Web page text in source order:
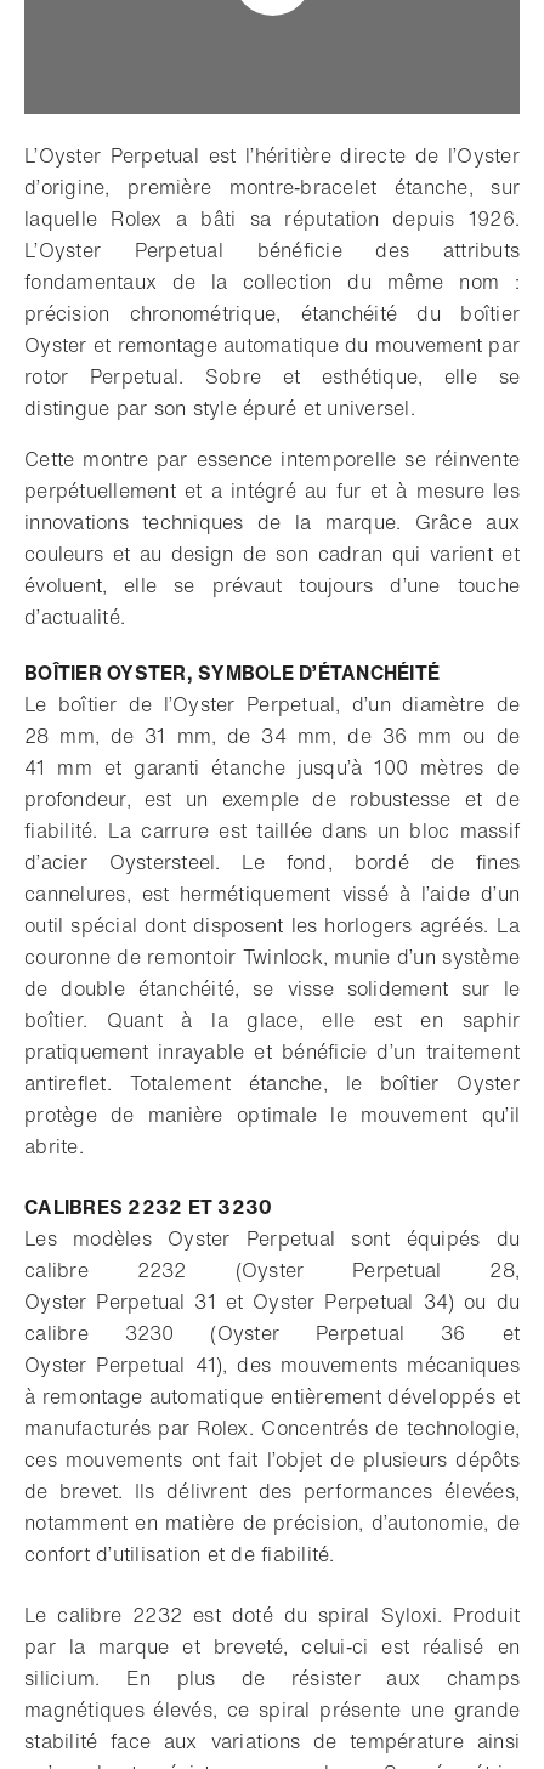
L’Oyster Perpetual est l’héritière directe de l’Oyster
d’origine, première montre‑bracelet étanche, sur
laquelle Rolex a bâti sa réputation depuis 1926.
L’Oyster Perpetual bénéficie des attributs
fondamentaux de la collection du même nom :
précision chronométrique, étanchéité du boîtier
Oyster et remontage automatique du mouvement par
rotor Perpetual. Sobre et esthétique, elle se
distingue par son style épuré et universel.
Cette montre par essence intemporelle se réinvente
perpétuellement et a intégré au fur et à mesure les
innovations techniques de la marque. Grâce aux
couleurs et au design de son cadran qui varient et
évoluent, elle se prévaut toujours d’une touche
d’actualité.
BOÎTIER OYSTER, SYMBOLE D’ÉTANCHÉITÉ
Le boîtier de l’Oyster Perpetual, d’un diamètre de
28 mm, de 31 mm, de 34 mm, de 36 mm ou de
41 mm et garanti étanche jusqu’à 100 mètres de
profondeur, est un exemple de robustesse et de
fiabilité. La carrure est taillée dans un bloc massif
d’acier Oystersteel. Le fond, bordé de fines
cannelures, est hermétiquement vissé à l’aide d’un
outil spécial dont disposent les horlogers agréés. La
couronne de remontoir Twinlock, munie d’un système
de double étanchéité, se visse solidement sur le
boîtier. Quant à la glace, elle est en saphir
pratiquement inrayable et bénéficie d’un traitement
antireflet. Totalement étanche, le boîtier Oyster
protège de manière optimale le mouvement qu’il
abrite.
CALIBRES 2232 ET 3230
Les modèles Oyster Perpetual sont équipés du
calibre 2232 (Oyster Perpetual 28,
Oyster Perpetual 31 et Oyster Perpetual 34) ou du
calibre 3230 (Oyster Perpetual 36 et
Oyster Perpetual 41), des mouvements mécaniques
à remontage automatique entièrement développés et
manufacturés par Rolex. Concentrés de technologie,
ces mouvements ont fait l’objet de plusieurs dépôts
de brevet. Ils délivrent des performances élevées,
notamment en matière de précision, d’autonomie, de
confort d’utilisation et de fiabilité.
Le calibre 2232 est doté du spiral Syloxi. Produit
par la marque et breveté, celui‑ci est réalisé en
silicium. En plus de résister aux champs
magnétiques élevés, ce spiral présente une grande
stabilité face aux variations de température ainsi